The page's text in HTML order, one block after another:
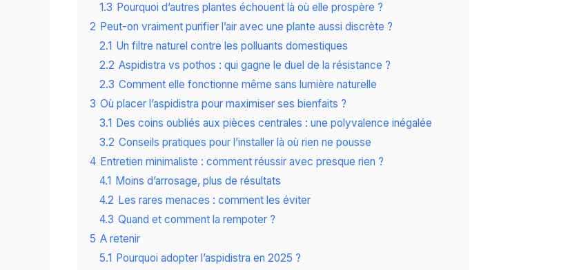
1.3 Pourquoi d’autres plantes échouent là où elle prospère ?
2 Peut-on vraiment purifier l’air avec une plante aussi discrète ?
2.1 Un filtre naturel contre les polluants domestiques
2.2 Aspidistra vs pothos : qui gagne le duel de la résistance ?
2.3 Comment elle fonctionne même sans lumière naturelle
3 Où placer l’aspidistra pour maximiser ses bienfaits ?
3.1 Des coins oubliés aux pièces centrales : une polyvalence inégalée
3.2 Conseils pratiques pour l’installer là où rien ne pousse
4 Entretien minimaliste : comment réussir avec presque rien ?
4.1 Moins d’arrosage, plus de résultats
4.2 Les rares menaces : comment les éviter
4.3 Quand et comment la rempoter ?
5 A retenir
5.1 Pourquoi adopter l’aspidistra en 2025 ?